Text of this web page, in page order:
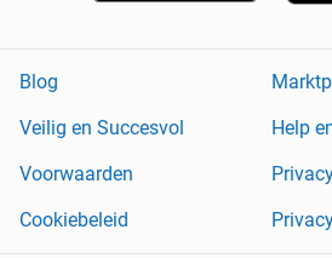
Blog
Veilig en Succesvol
Help
Voorwaarden
Cookiebeleid